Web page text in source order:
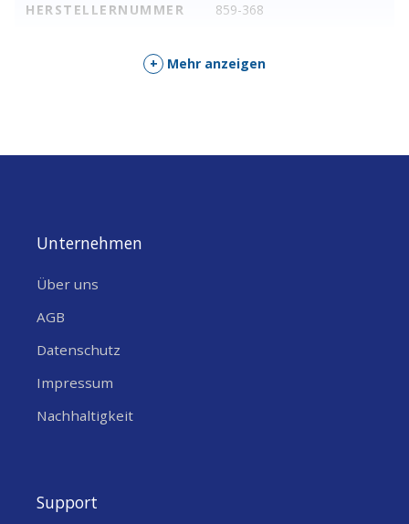
HERSTELLERNUMMER
859-368
+ Mehr anzeigen
Unternehmen
Über uns
AGB
Datenschutz
Impressum
Nachhaltigkeit
Support